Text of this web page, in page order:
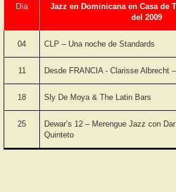
Día
Jazz en Dominicana en Casa de
del 2009
04 CLP – Una noche de Standards
11 Desde FRANCIA - Clarisse Albrecht
18 Sly De Moya & The Latin Bars
25
Dewar’s 12 – Merengue Jazz con
Quinteto